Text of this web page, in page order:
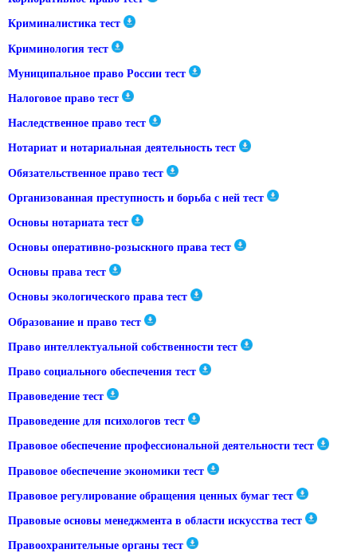
Криминалистика тест
Криминология тест
Муниципальное право России тест
Налоговое право тест
Наследственное право тест
Нотариат и нотариальная деятельность тест
Обязательственное право тест
Организованная преступность и борьба с ней тест
Основы нотариата тест
Основы оперативно-розыскного права тест
Основы права тест
Основы экологического права тест
Образование и право тест
Право интеллектуальной собственности тест
Право социального обеспечения тест
Правоведение тест
Правоведение для психологов тест
Правовое обеспечение профессиональной деятельности тест
Правовое обеспечение экономики тест
Правовое регулирование обращения ценных бумаг тест
Правовые основы менеджмента в области искусства тест
Правоохранительные органы тест